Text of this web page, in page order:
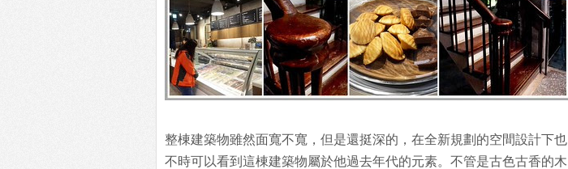
整棟建築物雖然面寬不寬，但是還挺深的，在全新規劃的空間設計下也
不時可以看到這棟建築物屬於他過去年代的元素。不管是古色古香的木